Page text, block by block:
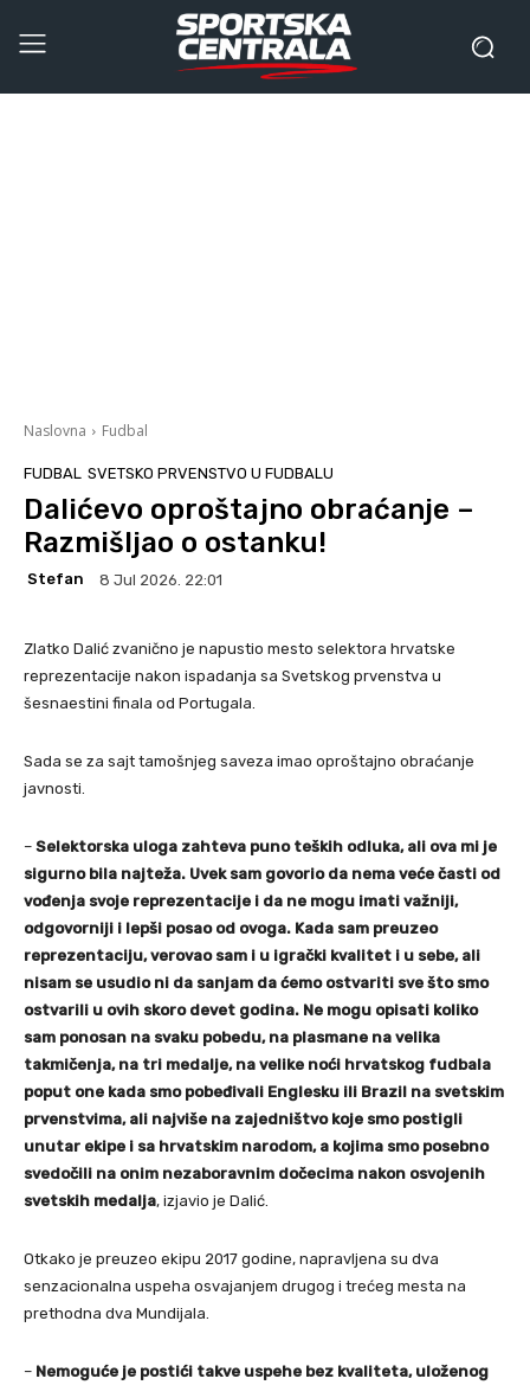
Naslovna Fudbal
FUDBAL SVETSKO PRVENSTVO U FUDBALU
Dalićevo oproštajno obraćanje –
Razmišljao o ostanku!
Stefan 8 Jul 2026. 22:01
Zlatko Dalić zvanično je napustio mesto selektora hrvatske
reprezentacije nakon ispadanja sa Svetskog prvenstva u
šesnaestini finala od Portugala.
Sada se za sajt tamošnjeg saveza imao oproštajno obraćanje
javnosti.
– Selektorska uloga zahteva puno teških odluka, ali ova mi je
sigurno bila najteža. Uvek sam govorio da nema veće časti od
vođenja svoje reprezentacije i da ne mogu imati važniji,
odgovorniji i lepši posao od ovoga. Kada sam preuzeo
reprezentaciju, verovao sam i u igrački kvalitet i u sebe, ali
nisam se usudio ni da sanjam da ćemo ostvariti sve što smo
ostvarili u ovih skoro devet godina. Ne mogu opisati koliko
sam ponosan na svaku pobedu, na plasmane na velika
takmičenja, na tri medalje, na velike noći hrvatskog fudbala
poput one kada smo pobeđivali Englesku ili Brazil na svetskim
prvenstvima, ali najviše na zajedništvo koje smo postigli
unutar ekipe i sa hrvatskim narodom, a kojima smo posebno
svedočili na onim nezaboravnim dočecima nakon osvojenih
svetskih medalja, izjavio je Dalić.
Otkako je preuzeo ekipu 2017 godine, napravljena su dva
senzacionalna uspeha osvajanjem drugog i trećeg mesta na
prethodna dva Mundijala.
– Nemoguće je postići takve uspehe bez kvaliteta, uloženog